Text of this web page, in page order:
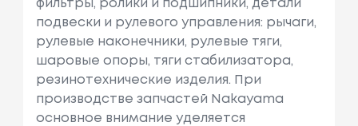
фильтры, ролики и подшипники, детали
подвески и рулевого управления: рычаги,
рулевые наконечники, рулевые тяги,
шаровые опоры, тяги стабилизатора,
резинотехнические изделия. При
производстве запчастей Nakayama
основное внимание уделяется